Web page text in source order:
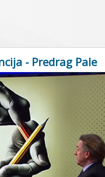
- Predrag Pale